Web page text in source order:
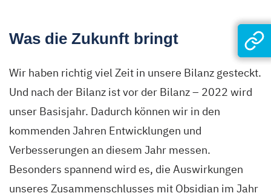
Was die Zukunft bringt
Wir haben richtig viel Zeit in unsere Bilanz gesteckt.
Und nach der Bilanz ist vor der Bilanz – 2022 wird
unser Basisjahr. Dadurch können wir in den
kommenden Jahren Entwicklungen und
Verbesserungen an diesem Jahr messen.
Besonders spannend wird es, die Auswirkungen
unseres Zusammenschlusses mit Obsidian im Jahr